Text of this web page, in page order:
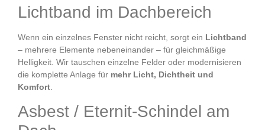
Lichtband im Dachbereich
Wenn ein einzelnes Fenster nicht reicht, sorgt ein Lichtband
– mehrere Elemente nebeneinander – für gleichmäßige
Helligkeit. Wir tauschen einzelne Felder oder modernisieren
die komplette Anlage für mehr Licht, Dichtheit und
Komfort
Asbest / Eternit-Schindel am